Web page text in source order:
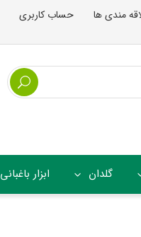
مندی ها حساب کاربری
گلدان ابزار باغبانی